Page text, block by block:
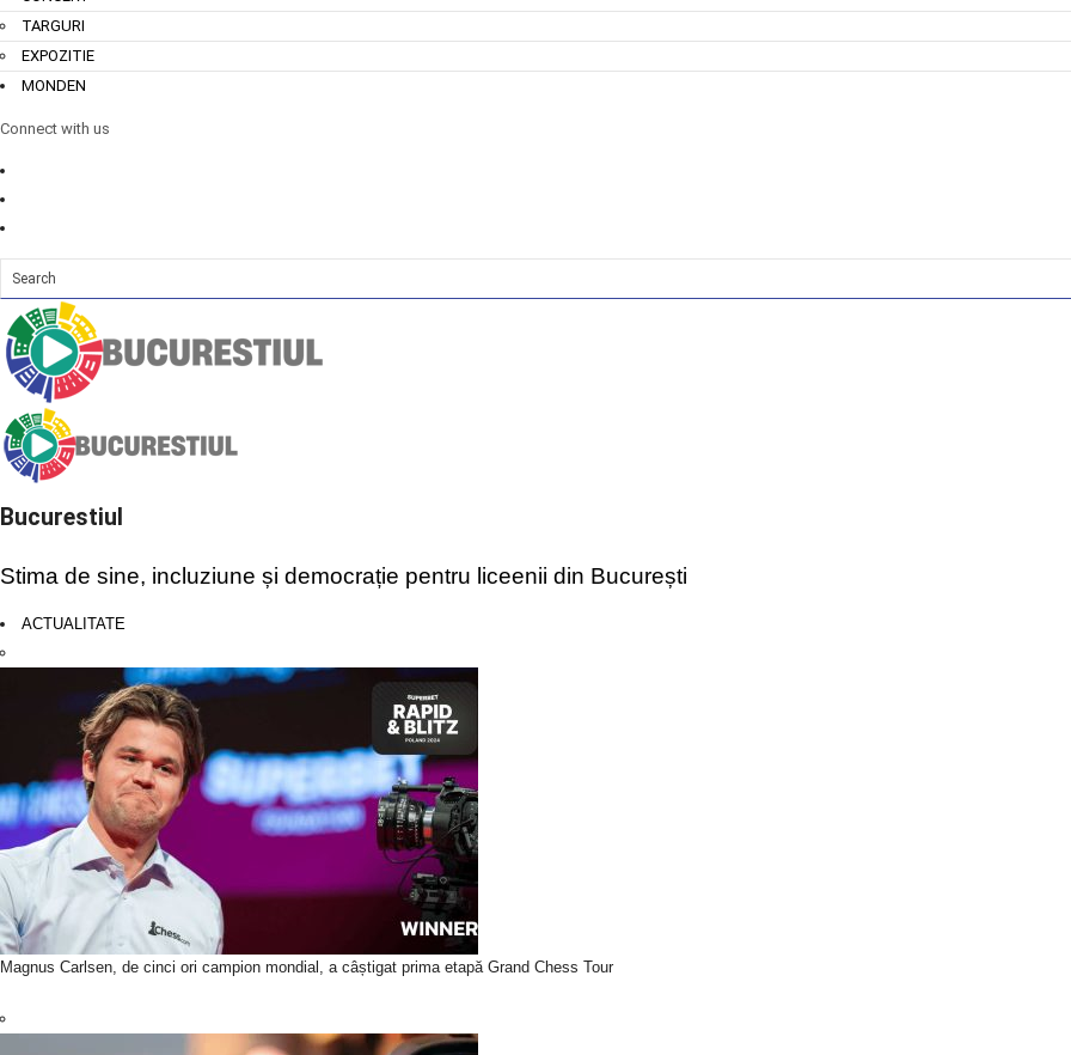
TARGURI
EXPOZITIE
MONDEN
Connect with us
Bucurestiul
Stima de sine, incluziune și democrație pentru liceenii din București
ACTUALITATE
Magnus Carlsen, de cinci ori campion mondial, a câștigat prima etapă Grand Chess Tour